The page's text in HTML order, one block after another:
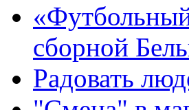
сборной
Радовать